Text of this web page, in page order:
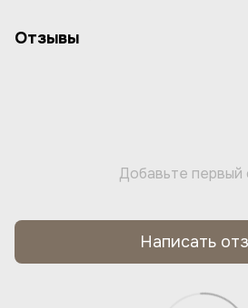
Отзывы
Добавьте первый
Написать